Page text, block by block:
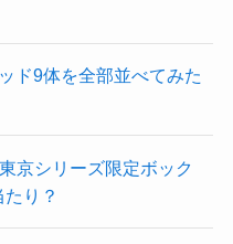
ド9体を全部並べてみた
京シリーズ限定ボック
り？